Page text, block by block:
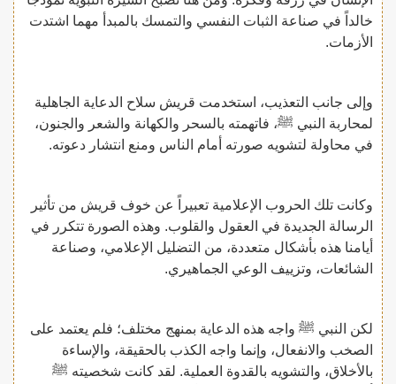
خالداً في صناعة الثبات النفسي والتمسك بالمبدأ مهما اشتدت
الأزمات.
وإلى جانب التعذيب، استخدمت قريش سلاح الدعاية الجاهلية
لمحاربة النبي ﷺ، فاتهمته بالسحر والكهانة والشعر والجنون،
في محاولة لتشويه صورته أمام الناس ومنع انتشار دعوته.
وكانت تلك الحروب الإعلامية تعبيراً عن خوف قريش من تأثير
الرسالة الجديدة في العقول والقلوب. وهذه الصورة تتكرر في
أيامنا هذه بأشكال متعددة، من التضليل الإعلامي، وصناعة
الشائعات، وتزييف الوعي الجماهيري.
لكن النبي ﷺ واجه هذه الدعاية بمنهج مختلف؛ فلم يعتمد على
الصخب والانفعال، وإنما واجه الكذب بالحقيقة، والإساءة
بالأخلاق، والتشويه بالقدوة العملية. لقد كانت شخصيته ﷺ